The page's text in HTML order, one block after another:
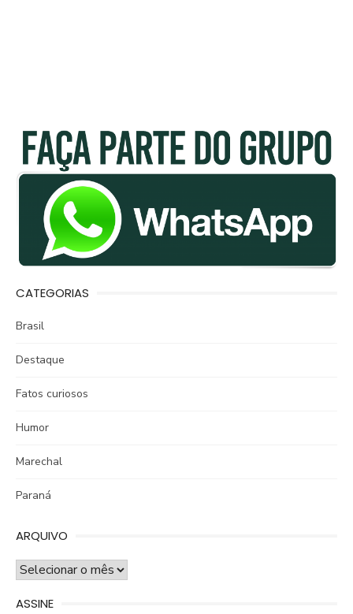
CATEGORIAS
Brasil
Destaque
Fatos curiosos
Humor
Marechal
Paraná
ARQUIVO
ARQUIVO
ASSINE